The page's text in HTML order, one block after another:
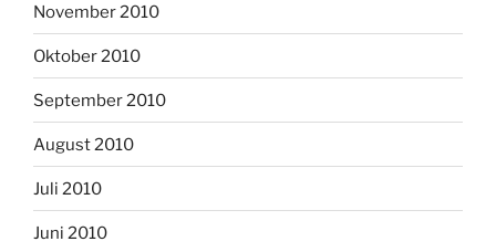
November 2010
Oktober 2010
September 2010
August 2010
Juli 2010
Juni 2010